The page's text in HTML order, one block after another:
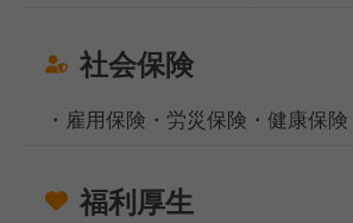
社会保険
・雇用保険・労災保険・健康保
福利厚生